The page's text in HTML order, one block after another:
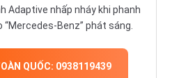
Adaptive nhấp nháy khi phanh
Benz” phát sáng.
QUỐC: 0938119439